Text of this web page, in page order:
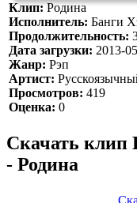
Клип:Родина
Исполнитель: Банги
Продолжительность:
Дата загрузки: 2013-
Жанр: Рэп
Артист:
Просмотров: 419
Оценка: 0
Скачать клип
- Родина